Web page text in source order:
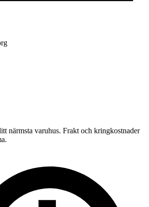
närmsta varuhus. Frakt och kringkostnader